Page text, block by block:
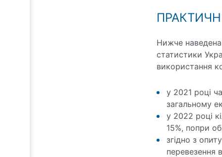
Нижче наведена
статистики
використання
у 2021 році
загальному
у 2022 році
15%, попри
згідно з
перевезення